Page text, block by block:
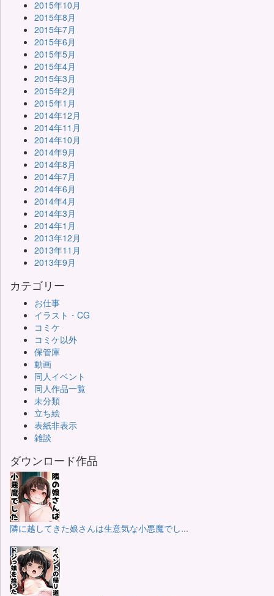
2015年10月
2015年8月
2015年7月
2015年6月
2015年5月
2015年4月
2015年3月
2015年2月
2015年1月
2014年12月
2014年11月
2014年10月
2014年9月
2014年8月
2014年7月
2014年6月
2014年4月
2014年3月
2014年1月
2013年12月
2013年11月
2013年9月
カテゴリー
お仕事
イラスト・CG
コミケ
コミケ以外
保管庫
動画
同人イベント
同人作品一覧
未分類
立ち絵
表紙非表示
雑談
ダウンロード作品
隣に越してきた娘さんは生意気な小悪魔でし...